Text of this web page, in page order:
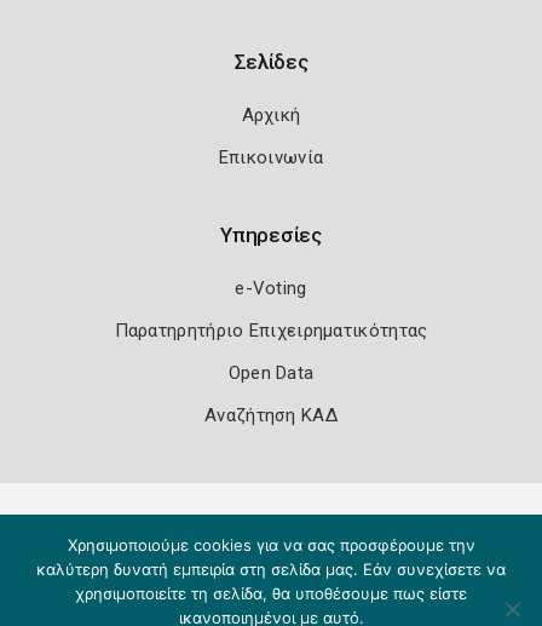
Σελίδες
Αρχική
Επικοινωνία
Υπηρεσίες
e-Voting
Παρατηρητήριο Επιχειρηματικότητας
Open Data
Αναζήτηση ΚΑΔ
Χρησιμοποιούμε cookies για να σας προσφέρουμε την
καλύτερη δυνατή εμπειρία στη σελίδα μας. Εάν συνεχίσετε να
χρησιμοποιείτε τη σελίδα, θα υποθέσουμε πως είστε
ικανοποιημένοι με αυτό.
Copyright 2026 Knowledge A.E.